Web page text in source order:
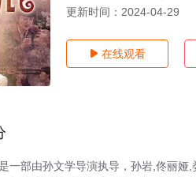
更新时间： 2024-04-29
 在线观看
一部由孙文学导演执导，孙岩,佟丽